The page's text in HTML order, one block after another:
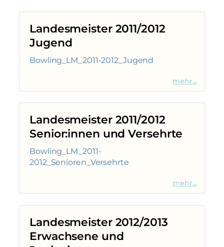
Landesmeister 2011/2012
Jugend
Bowling_LM_2011-2012_Jugend
mehr...
Landesmeister 2011/2012
Senior:innen und Versehrte
Bowling_LM_2011-
2012_Senioren_Versehrte
mehr...
Landesmeister 2012/2013
Erwachsene und